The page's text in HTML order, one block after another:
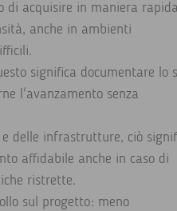
di acquisire in maniera
anche in ambienti
significa documentare lo
l'avanzamento senza
delle infrastrutture, ciò
affidabile anche in caso di
ristrette.
sul progetto: meno